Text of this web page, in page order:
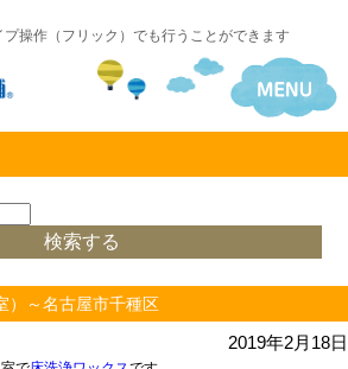
操作（フリック）でも行うことができます
）～名古屋市千種区
2019年2月18日